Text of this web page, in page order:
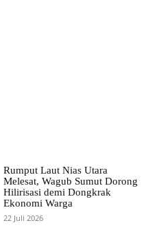
Rumput Laut Nias Utara
Melesat, Wagub Sumut Dorong
Hilirisasi demi Dongkrak
Ekonomi Warga
22 Juli 2026